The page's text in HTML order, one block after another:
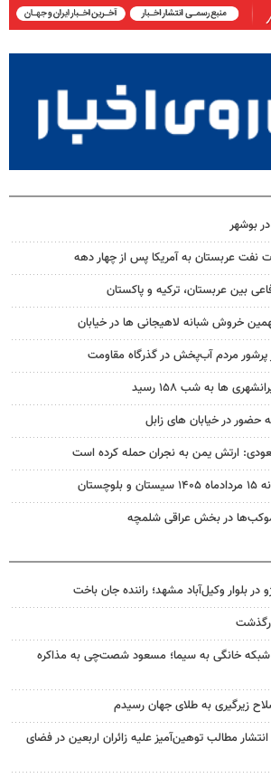
بوشهر
نفت عربستان به آمریکا پس از چهار دهه
بین عربستان، ترکیه و پاکستان
خروش شبانه لاهیجانی ها در خیابان
ها به شب ۱۵۸ رسید
ارتش یمن به نجران حمله کرده است
در بخش عراقی شلمچه
در بلوار وکیل‌آباد مشهد؛ راننده جان باخت
شبکه خانگی به سیما؛ مسعود شصت‌چی به مذاکره
زیرگیری به طلای جهان رسیدم
مطالب توهین‌آمیز علیه زائران اربعین در فضای